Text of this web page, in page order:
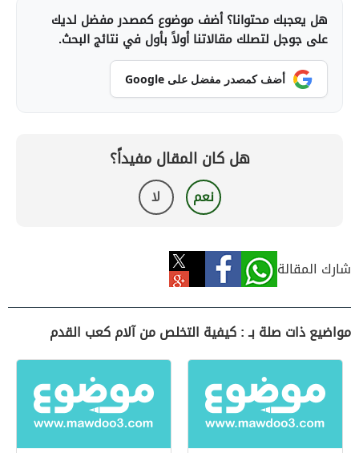
هل يعجبك محتوانا؟ أضف موضوع كمصدر مفضل لديك
على جوجل لتصلك مقالاتنا أولاً بأول في نتائج البحث.
أضف كمصدر مفضل على Google
هل كان المقال مفيداً؟
نعم لا
شارك المقالة
مواضيع ذات صلة بـ : كيفية التخلص من آلام كعب القدم